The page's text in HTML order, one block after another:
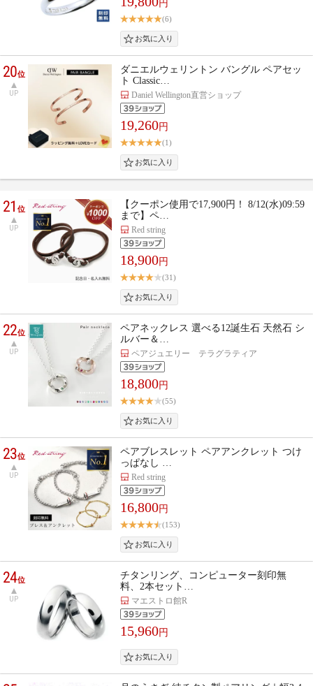
円
(6)
20位
UP
ダニエルウェリントン バングル ペアセッ
ト Classic…
Daniel Wellington直営ショップ
19,260円
(1)
21位
UP
【クーポン使用で17,900円！ 8/12(水)09:59
まで】ペ…
Red string
18,900円
(31)
22位
UP
ペアネックレス 選べる12誕生石 天然石 シ
ルバー＆…
ペアジュエリー テラグラティア
18,800円
(55)
23位
UP
ペアブレスレット ペアアンクレット つけ
っぱなし …
Red string
16,800円
(153)
24位
UP
チタンリング、コンピューター刻印無
料、2本セット…
マエストロ館R
15,960円